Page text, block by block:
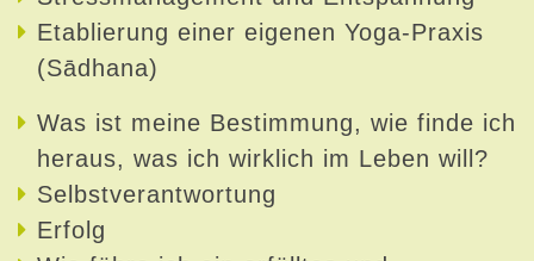
Etablierung einer eigenen Yoga-Praxis
(Sādhana)
Was ist meine Bestimmung, wie finde ich
heraus, was ich wirklich im Leben will?
Selbstverantwortung
Erfolg